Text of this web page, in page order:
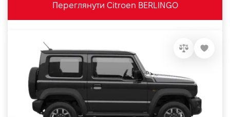
Переглянути Citroen BERLINGO